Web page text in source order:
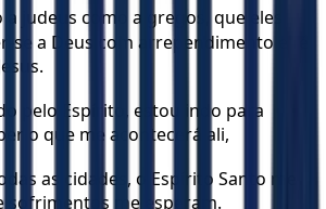
judeus como a gregos, que eles
se a Deus com arrependimento e fé
pelo Espírito, estou indo para
o que me acontecerá ali,
as cidades, o Espírito Santo me
sofrimentos me esperam.